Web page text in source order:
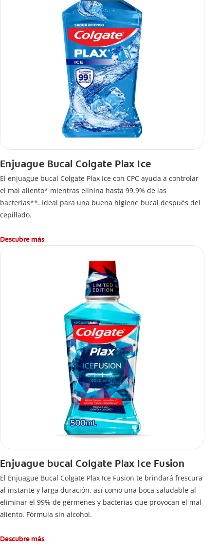
Enjuague Bucal Colgate Plax Ice
El enjuague bucal Colgate Plax Ice con CPC ayuda a controlar
el mal aliento* mientras elinina hasta 99,9% de las
bacterias**. Ideal para una buena higiene bucal después del
cepillado.
Descubre más
Enjuague bucal Colgate Plax Ice Fusion
El Enjuague Bucal Colgate Plax Ice Fusion te brindará frescura
al instante y larga duración, así como una boca saludable al
eliminar el 99% de gérmenes y bacterias que provocan el mal
aliento. Fórmula sin alcohol.
Descubre más